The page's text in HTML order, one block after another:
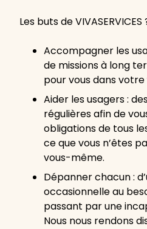
Les buts de VIVASERVICES
Accompagner les
de missions à long
pour vous dans votre
Aider les usagers :
régulières afin de
obligations de tous
ce que vous n’êtes
vous-même.
Dépanner chacun :
occasionnelle au
passant par une
Nous nous rendons